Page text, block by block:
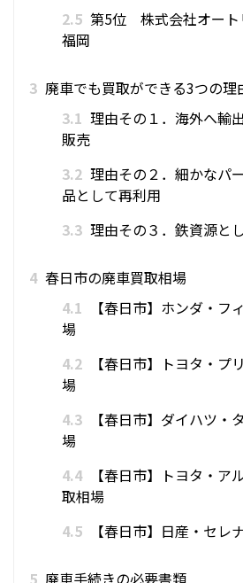
2.5 第5位 株式会社オート
福岡
3 廃車でも買取ができる3つの理
3.1 理由その１．海外へ輸
販売
3.2 理由その２．細かなパ
品として再利用
3.3 理由その３．鉄資源と
4 春日市の廃車買取相場
4.1
【春日市】ホンダ・フ
場
4.2
【春日市】トヨタ・プ
場
4.3
【春日市】ダイハツ・
場
4.4
【春日市】トヨタ・ア
取相場
4.5
【春日市】日産・セレ
5 廃車手続きの必要書類